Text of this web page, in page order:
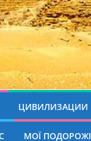
ЦИВИЛИЗАЦИИ
МОЇ ПОДОРОЖІ